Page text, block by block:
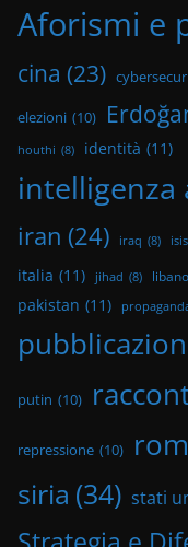
Aforismi e
cina (23)
elezioni (10)
houthi (8) identità (11)
intelligenza
iran (24) iraq (8) isis
italia (11) jihad (8) libano
pakistan (11)
putin (10)
repressione (10)
siria (34) stati